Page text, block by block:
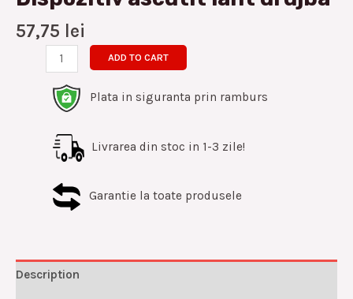
57,75 lei
ADD TO CART
Plata in siguranta prin ramburs
Livrarea din stoc in 1-3 zile!
Garantie la toate produsele
Description